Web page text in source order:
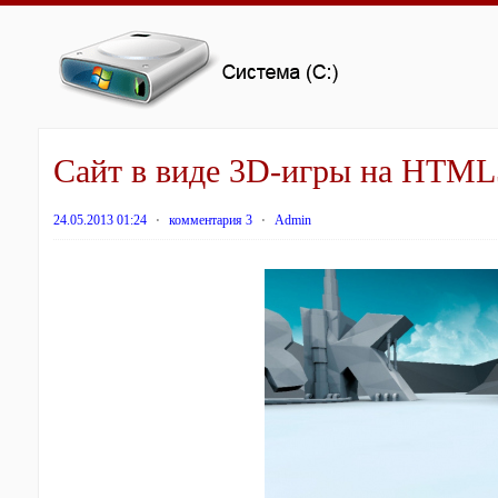
Сайт в виде 3D-игры на
24.05.2013 01:24 ⋅ комментария 3 ⋅ Admin